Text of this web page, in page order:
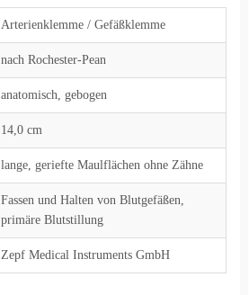
Arterienklemme / Gefäßklemme
nach Rochester-Pean
anatomisch, gebogen
14,0 cm
lange, geriefte Maulflächen ohne Zähne
Fassen und Halten von Blutgefäßen,
primäre Blutstillung
Zepf Medical Instruments GmbH